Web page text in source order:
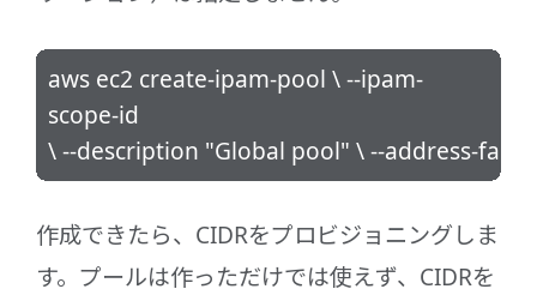
aws ec2 create-ipam-pool \ --ipam-
scope-id
\ --description "Global pool" \ --address-
作成できたら、CIDRをプロビジョニングしま
す。プールは作っただけでは使えず、CIDRを